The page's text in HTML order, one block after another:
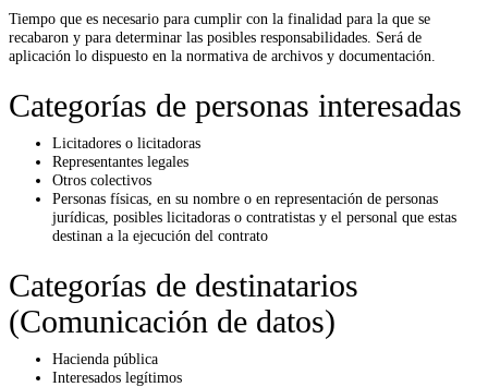
Tiempo que es necesario para cumplir con la finalidad para la que se
recabaron y para determinar las posibles responsabilidades. Será de
aplicación lo dispuesto en la normativa de archivos y documentación.
Categorías de personas interesadas
Licitadores o licitadoras
Representantes legales
Otros colectivos
Personas físicas, en su nombre o en representación de personas
jurídicas, posibles licitadoras o contratistas y el personal que estas
destinan a la ejecución del contrato
Categorías de destinatarios
(Comunicación de datos)
Hacienda pública
Interesados legítimos